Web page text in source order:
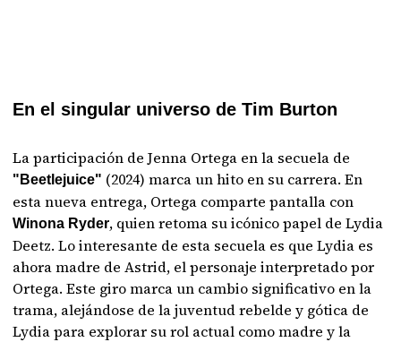
En el singular universo de Tim Burton
La participación de Jenna Ortega en la secuela de
"Beetlejuice" (2024) marca un hito en su carrera. En
esta nueva entrega, Ortega comparte pantalla con
Winona Ryder, quien retoma su icónico papel de Lydia
Deetz. Lo interesante de esta secuela es que Lydia es
ahora madre de Astrid, el personaje interpretado por
Ortega. Este giro marca un cambio significativo en la
trama, alejándose de la juventud rebelde y gótica de
Lydia para explorar su rol actual como madre y la